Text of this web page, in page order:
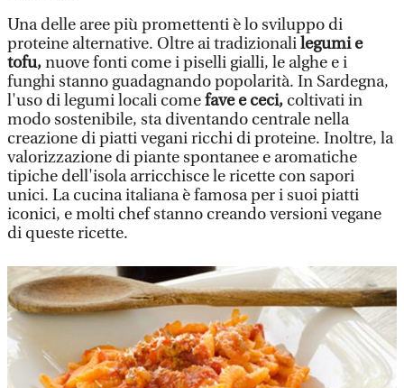
Una delle aree più promettenti è lo sviluppo di
proteine alternative. Oltre ai tradizionalilegumi e
tofu,nuove fonti come i piselli gialli, le alghe e i
funghi stanno guadagnando popolarità. In Sardegna,
l'uso di legumi locali comefave e ceci, coltivati in
modo sostenibile, sta diventando centrale nella
creazione di piatti vegani ricchi di proteine. Inoltre, la
valorizzazione di piante spontanee e aromatiche
tipiche dell'isola arricchisce le ricette con sapori
unici. La cucina italiana è famosa per i suoi piatti
iconici, e molti chef stanno creando versioni vegane
di queste ricette.